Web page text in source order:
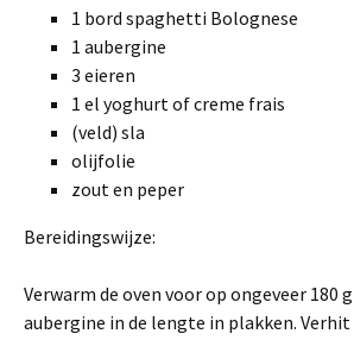
1 bord spaghetti Bolognese
1 aubergine
3 eieren
1 el yoghurt of creme frais
(veld) sla
olijfolie
zout en peper
Bereidingswijze:
Verwarm de oven voor op ongeveer 180
aubergine in de lengte in plakken.